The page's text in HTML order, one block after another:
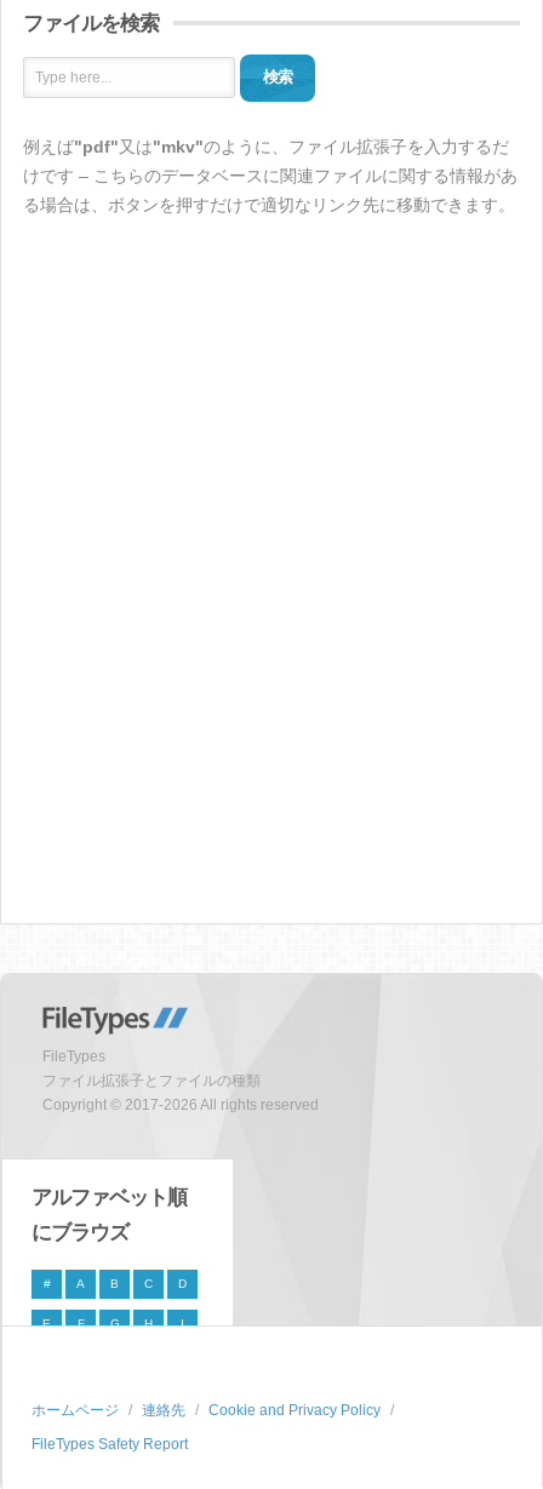
ファイルを検索
検索
例えば"pdf"又は"mkv"のように、ファイル拡張子を入力するだ
けです – こちらのデータベースに関連ファイルに関する情報があ
る場合は、ボタンを押すだけで適切なリンク先に移動できます。
FileTypes
ファイル拡張子とファイルの種類
Copyright © 2017-2026 All rights reserved
アルファベット順
にブラウズ
# A B C D
E F G H I
P Q R S
T U V W X
ホームページ 連絡先
Cookie and Privacy Policy
FileTypes Safety Report